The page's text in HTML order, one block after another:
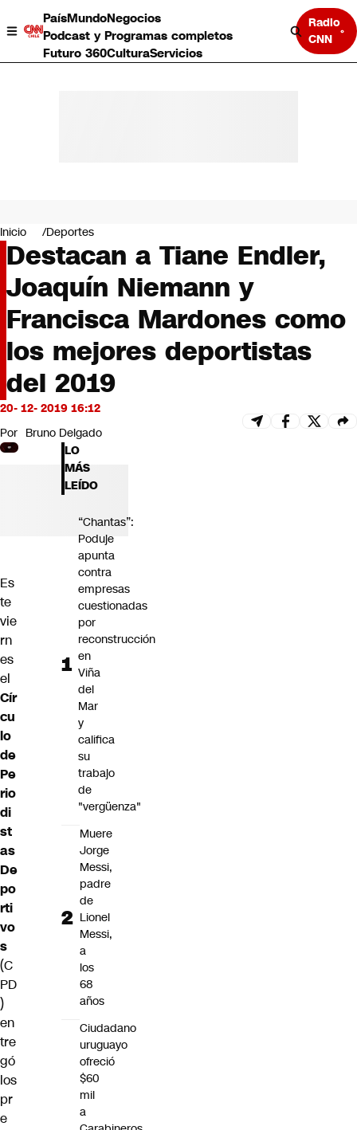
PaísMundoNegocios
Podcast y Programas completos
Futuro 360CulturaServicios
Radio
CNN
Negocios
Deportes
Programas completos
Cultura
Servicios
Bits
CNN tiempo
Futuro 360
Opinión
Inicio Deportes
Destacan a Tiane Endler,
Joaquín Niemann y
Francisca Mardones como
los mejores deportistas
del 2019
20- 12- 2019 16:12
Por Bruno Delgado
Es
te
vie
rn
es
el
Cír
cu
lo
de
Pe
rio
di
st
as
De
po
rti
vo
s
(C
PD
)
en
tre
gó
los
pr
e
LO
MÁS
LEÍDO
“Chantas”:
Poduje
apunta
contra
empresas
cuestionadas
por
reconstrucción
en
Viña
del
Mar
y
califica
su
trabajo
de
"vergüenza"
Muere
Jorge
Messi,
padre
de
Lionel
Messi,
a
los
68
años
Ciudadano
uruguayo
ofreció
$60
mil
a